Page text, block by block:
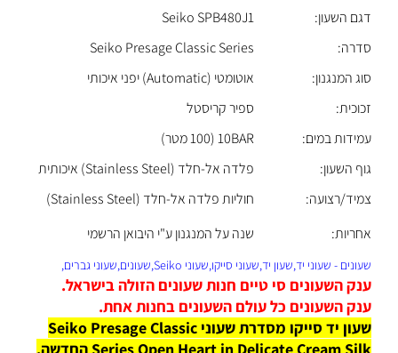
דגם השעון:
Seiko SPB480J1
סדרה:
Seiko Presage Classic Series
סוג המנגנון:
אוטומטי (Automatic) יפני איכותי
זכוכית:
ספיר קריסטל
עמידות במים:
10BAR (100 מטר)
גוף השעון:
פלדה אל-חלד (Stainless Steel) איכותית
צמיד/רצועה:
חוליות פלדה אל-חלד (Stainless Steel)
אחריות:
שנה על המנגנון ע"י היבואן הרשמי
שעונים - שעוני יד,שעון יד,שעוני סייקו,שעוני Seiko,שעונים,שעוני גברים,
ענק השעונים סי טיים חנות שעונים הזולה בישראל.
ענק השעונים כל עולם השעונים בחנות אחת.
שעון יד סייקו מסדרת שעוני Seiko Presage Classic